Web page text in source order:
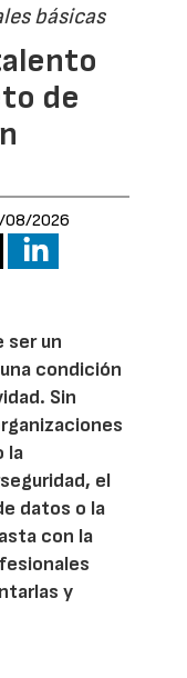
básicas
de
08/2026
ser un
condición
Sin
la
el
datos o la
con la
y